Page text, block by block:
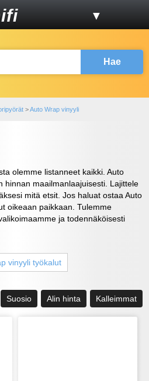
▼
Hae
>Auto Wrap vinyyli
olemme listanneet kaikki. Auto
hinnan maailmanlaajuisesti. Lajittele
mitä etsit. Jos haluat ostaa Auto
oikeaan paikkaan. Tulemme
ja todennäköisesti
vinyyli työkalut
Suosio Alin hinta Kalleimmat